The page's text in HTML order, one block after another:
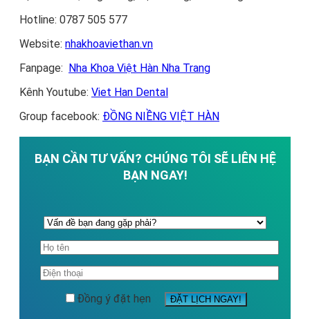
Hotline: 0787 505 577
Website: nhakhoaviethan.vn
Fanpage:
Nha Khoa Việt Hàn Nha Trang
Kênh Youtube: Viet Han Dental
Group facebook: ĐỒNG NIỀNG VIỆT HÀN
BẠN CẦN TƯ VẤN? CHÚNG TÔI SẼ LIÊN HỆ
BẠN NGAY!
Đồng ý đặt hẹn